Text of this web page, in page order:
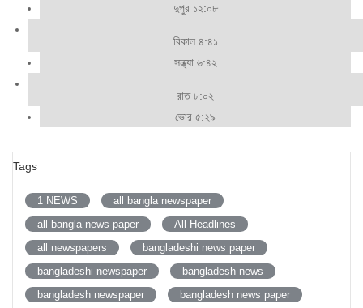
দুপুর ১২:০৮
বিকাল ৪:৪১
সন্ধ্যা ৬:৪২
রাত ৮:০২
ভোর ৫:২৯
Tags
1 NEWS
all bangla newspaper
all bangla news paper
All Headlines
all newspapers
bangladeshi news paper
bangladeshi newspaper
bangladesh news
bangladesh newspaper
bangladesh news paper